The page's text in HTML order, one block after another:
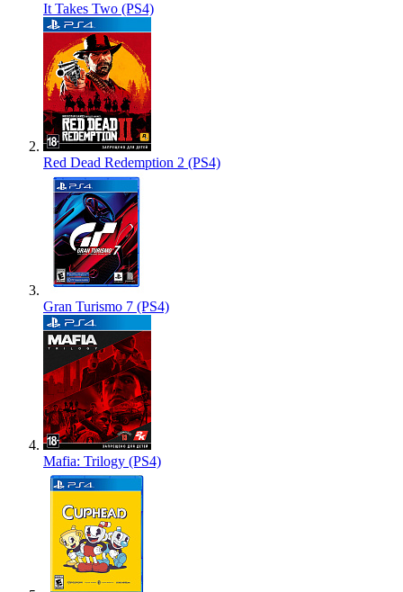
It Takes Two (PS4)
Red Dead Redemption 2 (PS4)
Gran Turismo 7 (PS4)
Mafia: Trilogy (PS4)